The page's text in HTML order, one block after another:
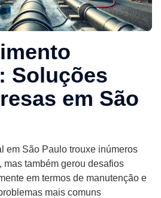
Soluções
em São
em São Paulo trouxe inúmeros
mas também gerou desafios
em termos de manutenção e
mais comuns